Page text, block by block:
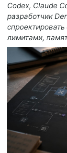
Codex, Claude
разработчик
лимитами,